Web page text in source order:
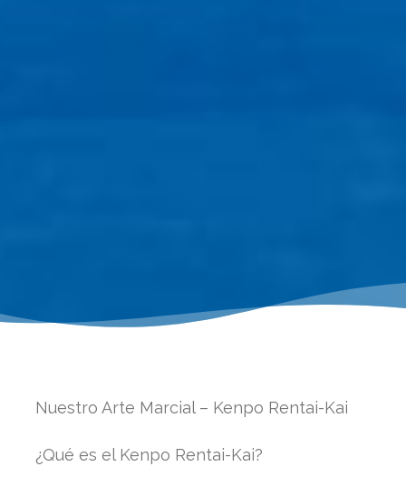
Nuestro Arte Marcial – Kenpo Rentai-Kai
¿Qué es el Kenpo Rentai-Kai?